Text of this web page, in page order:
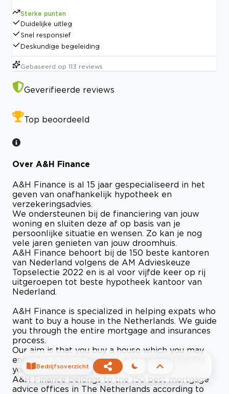
Sterke punten
Duidelijke uitleg
Snel responsief
Deskundige begeleiding
Gebaseerd op 113 reviews
Geverifieerde reviews
Top beoordeeld
Over A&H Finance
A&H Finance is al 15 jaar gespecialiseerd in het
geven van onafhankelijk hypotheek en
verzekeringsadvies.
We ondersteunen bij de financiering van jouw
woning en sluiten deze af op basis van je
persoonlijke situatie en wensen. Zo kan je nog
vele jaren genieten van jouw droomhuis.
A&H Finance behoort bij de 150 beste kantoren
van Nederland volgens de AM Advieskeuze
Topselectie 2022 en is al voor vijfde keer op rij
uitgeroepen tot beste hypotheek kantoor van
Nederland.
A&H Finance is specialized in helping expats who
want to buy a house in the Netherlands. We guide
you through the entire mortgage and insurances
process.
Our aim is that you buy a house which you may
enjoy for many years, with a mortgage that fits
your personal situation.
A&H Finance belongs to the 150 best mortgage
advice offices in The Netherlands according to
Bedrijfsoverzicht